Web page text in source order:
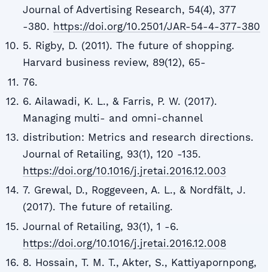
Journal of Advertising Research, 54(4), 377
-380. https://doi.org/10.2501/JAR-54-4-377-380
5. Rigby, D. (2011). The future of shopping.
Harvard business review, 89(12), 65-
76.
6. Ailawadi, K. L., & Farris, P. W. (2017).
Managing multi- and omni-channel
distribution: Metrics and research directions.
Journal of Retailing, 93(1), 120 -135.
https://doi.org/10.1016/j.jretai.2016.12.003
7. Grewal, D., Roggeveen, A. L., & Nordfält, J.
(2017). The future of retailing.
Journal of Retailing, 93(1), 1 -6.
https://doi.org/10.1016/j.jretai.2016.12.008
8. Hossain, T. M. T., Akter, S., Kattiyapornpong,